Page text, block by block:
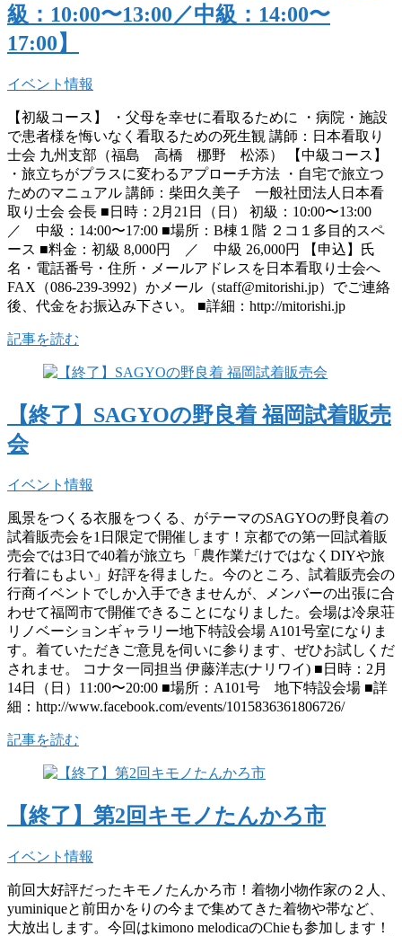
級：10:00〜13:00／中級：14:00〜
17:00】
イベント情報
【初級コース】 ・父母を幸せに看取るために ・病院・施設
で患者様を悔いなく看取るための死生観 講師：日本看取り
士会 九州支部（福島 高橋 梛野 松添） 【中級コース】
・旅立ちがプラスに変わるアプローチ方法 ・自宅で旅立つ
ためのマニュアル 講師：柴田久美子 一般社団法人日本看
取り士会 会長 ■日時：2月21日（日） 初級：10:00〜13:00
／ 中級：14:00〜17:00 ■場所：B棟１階 ２コ１多目的スペ
ース ■料金：初級 8,000円 ／ 中級 26,000円 【申込】氏
名・電話番号・住所・メールアドレスを日本看取り士会へ
FAX（086-239-3992）かメール（staff@mitorishi.jp）でご連絡
後、代金をお振込み下さい。 ■詳細：http://mitorishi.jp
記事を読む
【終了】SAGYOの野良着 福岡試着販売
会
イベント情報
風景をつくる衣服をつくる、がテーマのSAGYOの野良着の
試着販売会を1日限定で開催します！京都での第一回試着販
売会では3日で40着が旅立ち「農作業だけではなくDIYや旅
行着にもよい」好評を得ました。今のところ、試着販売会の
行商イベントでしか入手できませんが、メンバーの出張に合
わせて福岡市で開催できることになりました。会場は冷泉荘
リノベーションギャラリー地下特設会場 A101号室になりま
す。着ていただきご意見を伺いに参ります、ぜひお試しくだ
されませ。 コナタ一同担当 伊藤洋志(ナリワイ) ■日時：2月
14日（日）11:00〜20:00 ■場所：A101号 地下特設会場 ■詳
細：http://www.facebook.com/events/1015836361806726/
記事を読む
【終了】第2回キモノたんかろ市
イベント情報
前回大好評だったキモノたんかろ市！着物小物作家の２人、
yuminiqueと前田かをりの今まで集めてきた着物や帯など、
大放出します。今回はkimono melodicaのChieも参加します！